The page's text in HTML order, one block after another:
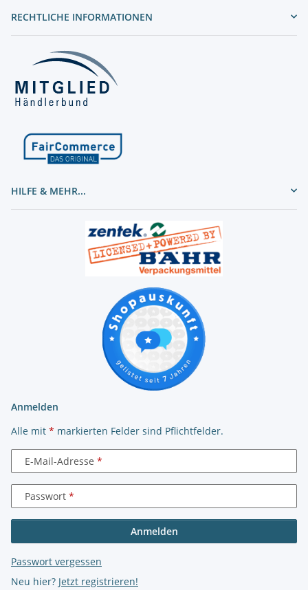
RECHTLICHE INFORMATIONEN
HILFE & MEHR...
Anmelden
Alle mit * markierten Felder sind Pflichtfelder.
E-Mail-Adresse
Passwort
Anmelden
Passwort vergessen
Neu hier? Jetzt registrieren!